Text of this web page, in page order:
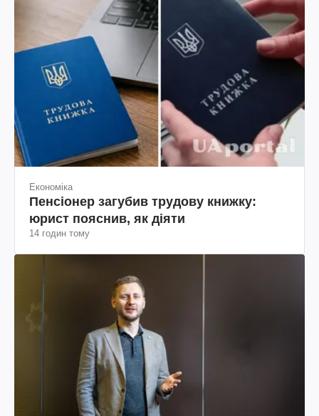
Економіка
Пенсіонер загубив трудову книжку:
юрист пояснив, як діяти
Google, посунься: як реклама в ChatGPT
починає битву на трильйони доларів за